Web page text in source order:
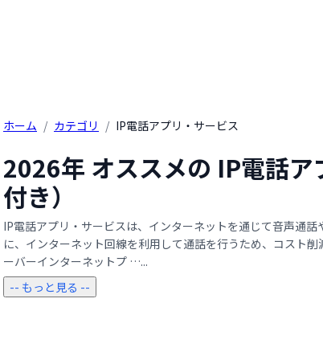
ホーム / カテゴリ / IP電話アプリ・サービス
2026年 オススメの IP電話
付き）
IP電話アプリ・サービスは、インターネットを通じて音声通
に、インターネット回線を利用して通話を行うため、コスト
ーバーインターネットプ …...
-- もっと見る --